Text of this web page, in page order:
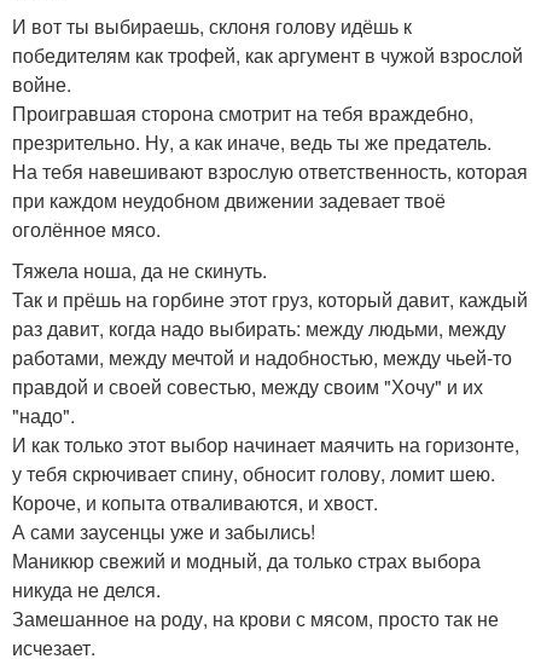
И вот ты выбираешь, склоня голову идёшь к
победителям как трофей, как аргумент в чужой взрослой
войне.
Проигравшая сторона смотрит на тебя враждебно,
презрительно. Ну, а как иначе, ведь ты же предатель.
На тебя навешивают взрослую ответственность, которая
при каждом неудобном движении задевает твоё
оголённое мясо.
Тяжела ноша, да не скинуть.
Так и прёшь на горбине этот груз, который давит, каждый
раз давит, когда надо выбирать: между людьми, между
работами, между мечтой и надобностью, между чьей-то
правдой и своей совестью, между своим "Хочу" и их
"надо".
И как только этот выбор начинает маячить на горизонте,
у тебя скрючивает спину, обносит голову, ломит шею.
Короче, и копыта отваливаются, и хвост.
А сами заусенцы уже и забылись!
Маникюр свежий и модный, да только страх выбора
никуда не делся.
Замешанное на роду, на крови с мясом, просто так не
исчезает.